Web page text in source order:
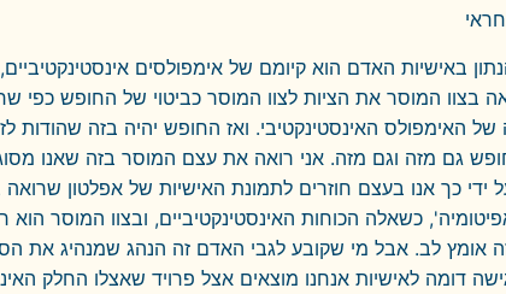
באישיות האדם הוא קיומם של אימפולסים
בצוו המוסר את הציות לצוו המוסר כביטוי של החופש
של האימפולס האינסטינקטיבי. ואז החופש יהיה בזה שהודות
גם מזה וגם מזה. אני רואה את עצם המוסר בזה שאנו
ידי כך אנו בעצם חוזרים לתמונת האישיות של אפלטון
כשאלה הכוחות האינסטינקטיביים, ובצוו המוסר
אומץ לב. אבל מי שקובע לגבי האדם זה הנהג שמנהיג את
דומה לאישיות אנחנו מוצאים אצל פרויד שאצלו החלק